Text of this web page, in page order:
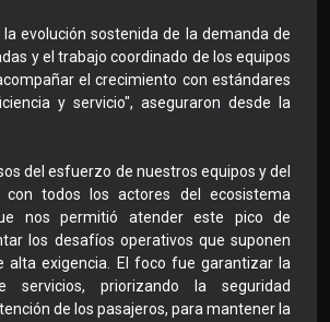
evolución sostenida de la demanda de
y el trabajo coordinado de los equipos
el crecimiento con estándares
y servicio", aseguraron desde la
del esfuerzo de nuestros equipos y del
con todos los actores del ecosistema
nos permitió atender este pico de
los desafíos operativos que suponen
alta exigencia. El foco fue garantizar la
servicios, priorizando la seguridad
de los pasajeros, para mantener la